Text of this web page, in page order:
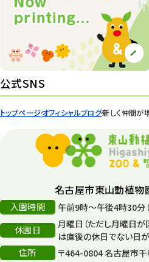
トップページオフィシャルブログ新しく仲間
イベント
園内の様子
遊園地
平和公園
再生
再生フォーラム
80周年
公式SNS
名古屋市東山動植物
入園時間
午前9時～午後4時30分
休園日
月曜日（ただし月曜日
は直後の休日でない日
住所
〒464-0804 名古屋市